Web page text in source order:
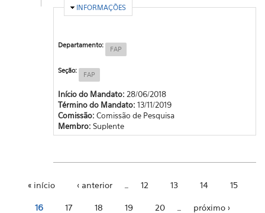
OCULTAR
INFORMAÇÕES
Departamento: FAP
Seção: FAP
Início do Mandato: 28/06/2018
Término do Mandato: 13/11/2019
Comissão: Comissão de Pesquisa
Membro: Suplente
« início ‹ anterior 12 13 14 15
16 17 18 19 20 próximo ›